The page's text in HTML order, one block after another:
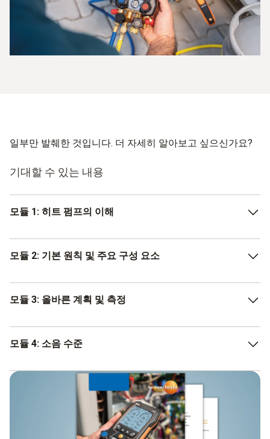
습니다. 또한 포인터 위치를 해석할 때 소위 시차 오류, 즉 압
력 값 판독 오류가 발생할 수 있습니다.
디지털 매니폴드에서는 다릅니다. 여기에서는 시스템의 압
파란색 호스는 전문 기술자가 압력 측정이 이루어지는 위치
를 추적하는 데 도움이 됩니다. 일반적으로 노란색인 세 번
째 호스는 매니폴드의 서비스 포트에 연결됩니다. 처음에는
압력 또는 누출 테스트를 위해 건조 질소를 도입하는 데 사
기공이나 미세 균열로 인한 누출을 후속 작동 중에 적시에
결, 밸브 스터핑 박스, 측정 및 모니터링 장치, 역설적이게도
모든 종류의 씰입니다.
일부만 발췌한 것입니다. 더 자세히 알아보고 싶으신가요?
기대할 수 있는 내용
모듈 1: 히트 펌프의 이해
작동 모드
GWP 값
모듈 2: 기본 원칙 및 주요 구성 요소
냉매 회로의 기타 중요한 구성 요소
모듈 3: 올바른 계획 및 측정
중요한 매개변수 기록 및 평가
모듈 4: 소음 수준
구조물에서 발생하는 소리